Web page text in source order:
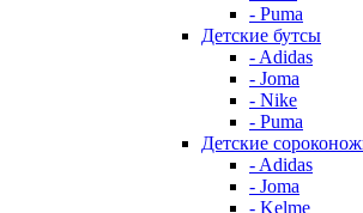
- Puma
Детские бутсы
- Adidas
- Joma
- Nike
- Puma
Детские
- Adidas
- Joma
- Kelme